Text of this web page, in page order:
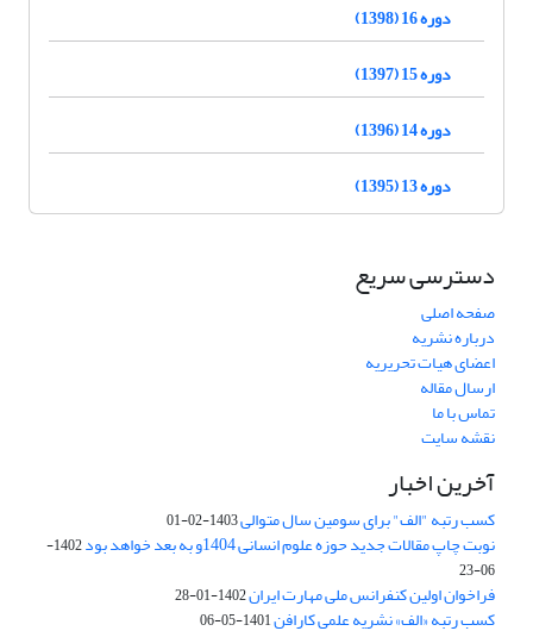
دوره 16 (1398)
دوره 15 (1397)
دوره 14 (1396)
دوره 13 (1395)
دسترسی سریع
صفحه اصلی
درباره نشریه
اعضای هیات تحریریه
ارسال مقاله
تماس با ما
نقشه سایت
آخرین اخبار
کسب رتبه "الف" برای سومین سال متوالی1403-02-01
نوبت چاپ مقالات جدید حوزه علوم انسانی 1404و به بعد خواهد بود
1402-
06-23
فراخوان اولین کنفرانس ملی مهارت ایران1402-01-28
کسب رتبه «الف» نشریه علمی کارافن1401-05-06